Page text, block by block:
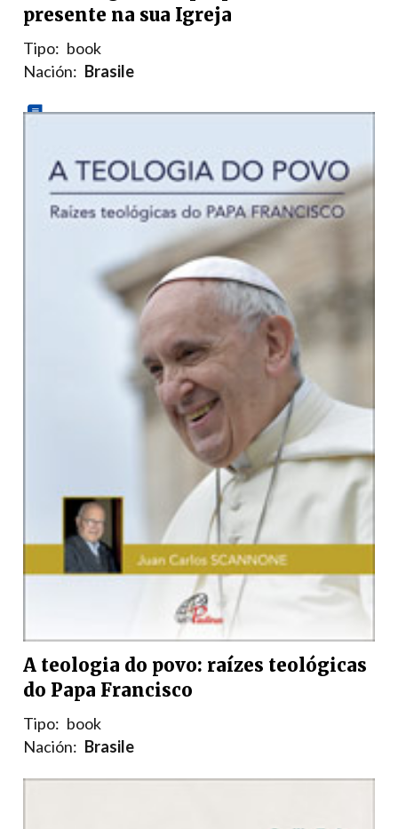
presente na sua Igreja
Tipo: book
Nación: Brasile
A teologia do povo: raízes teológicas
do Papa Francisco
Tipo: book
Nación: Brasile